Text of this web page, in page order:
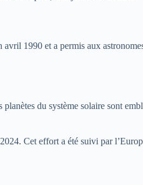
1990 et a permis aux
du système solaire sont
Cet effort a été suivi par